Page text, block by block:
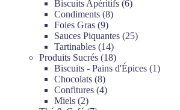
produits
Biscuits Apéritifs 66
Condiments 88
Foies Gras 99
produits
Sauces Piquantes 2525
Tartinables 1414
produits
Produits Sucrés 1818
produits
Biscuits - Pains d'Épices 11
Chocolats 88
produits
Confitures 44
Miels 22